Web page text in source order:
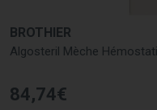
BROTHIER
Algosteril Mèche
84,74€